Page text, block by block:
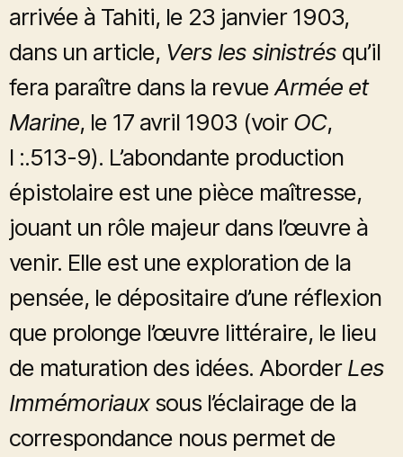
arrivée à Tahiti, le 23 janvier 1903,
dans un article, Vers les sinistrés qu’il
fera paraître dans la revueArmée et
Marine, le 17 avril 1903 (voirOC,
I :.513-9). L’abondante production
épistolaire est une pièce maîtresse,
jouant un rôle majeur dans l’œuvre à
venir. Elle est une exploration de la
pensée, le dépositaire d’une réflexion
que prolonge l’œuvre littéraire, le lieu
de maturation des idées. AborderLes
Immémoriauxsous l’éclairage de la
correspondance nous permet de